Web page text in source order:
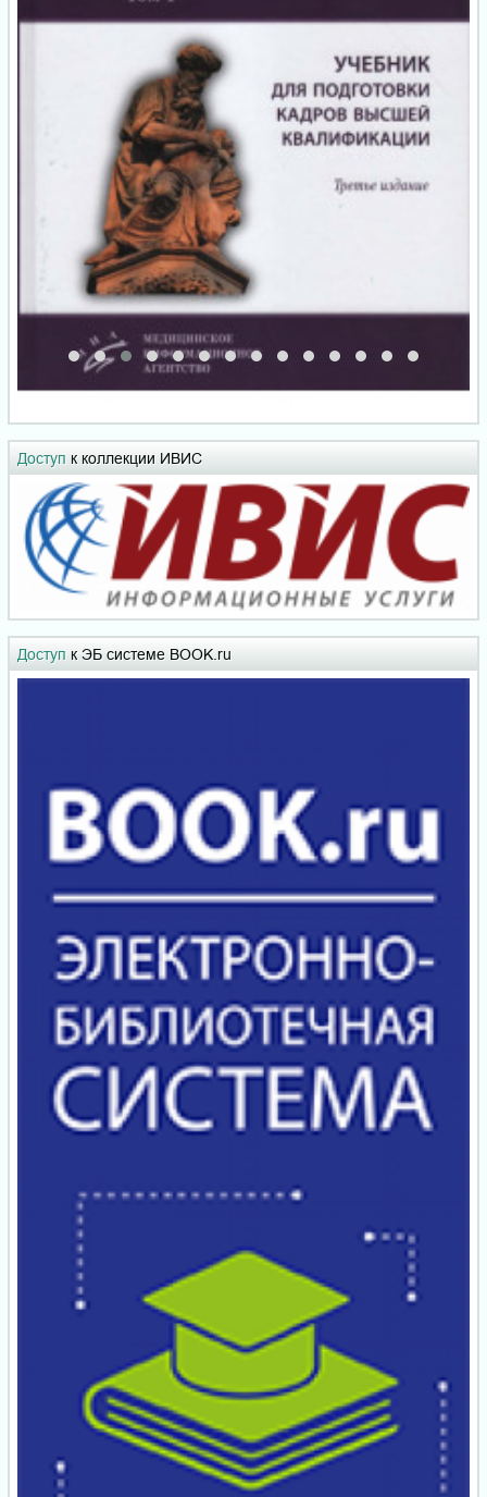
Доступ к коллекции ИВИС
Доступ к ЭБ системе BOOK.ru